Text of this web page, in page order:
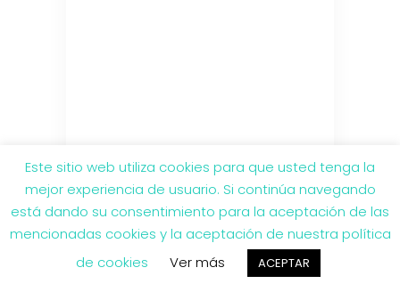
APADRINA uno de
nuestrxs niños!
Este sitio web utiliza cookies para que usted tenga la
mejor experiencia de usuario. Si continúa navegando
está dando su consentimiento para la aceptación de las
mencionadas cookies y la aceptación de nuestra política
de cookies
Ver más ACEPTAR